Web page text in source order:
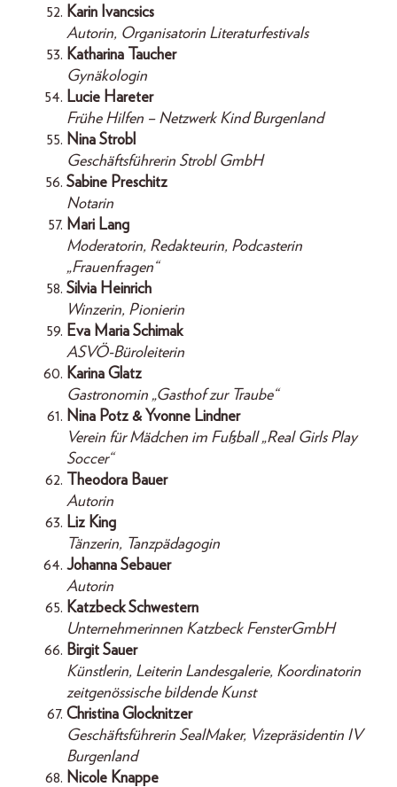
Karin Ivancsics
Autorin, Organisatorin Literaturfestivals
Katharina Taucher
Gynäkologin
Lucie Hareter
Frühe Hilfen – Netzwerk Kind Burgenland
Nina Strobl
Geschäftsführerin Strobl GmbH
Sabine Preschitz
Notarin
Mari Lang
Moderatorin, Redakteurin, Podcasterin
„Frauenfragen“
Silvia Heinrich
Winzerin, Pionierin
Eva Maria Schimak
ASVÖ-Büroleiterin
Karina Glatz
Gastronomin „Gasthof zur Traube“
Nina Potz & Yvonne Lindner
Verein für Mädchen im Fußball „Real Girls Play
Soccer“
Theodora Bauer
Autorin
Liz King
Tänzerin, Tanzpädagogin
Johanna Sebauer
Autorin
Katzbeck Schwestern
Unternehmerinnen Katzbeck FensterGmbH
Birgit Sauer
Künstlerin, Leiterin Landesgalerie, Koordinatorin
zeitgenössische bildende Kunst
Christina Glocknitzer
Geschäftsführerin SealMaker, Vizepräsidentin IV
Burgenland
Nicole Knappe